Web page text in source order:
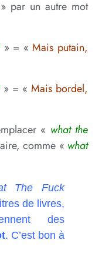
par un autre mot
» = «Mais putain,
» = «Mais bordel,
« what the
comme « what
The Fuck
de livres,
des
. C’est bon à